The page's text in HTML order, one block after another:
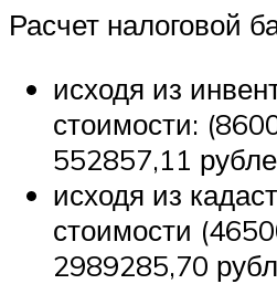
Расчет налоговой
исходя из
стоимости:
552857,11
исходя из
стоимости
2989285,70